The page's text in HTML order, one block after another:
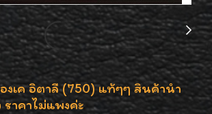
งเค อิตาลี (750) แท้ๆๆ สินค้านำ
าคาไม่แพงค่ะ